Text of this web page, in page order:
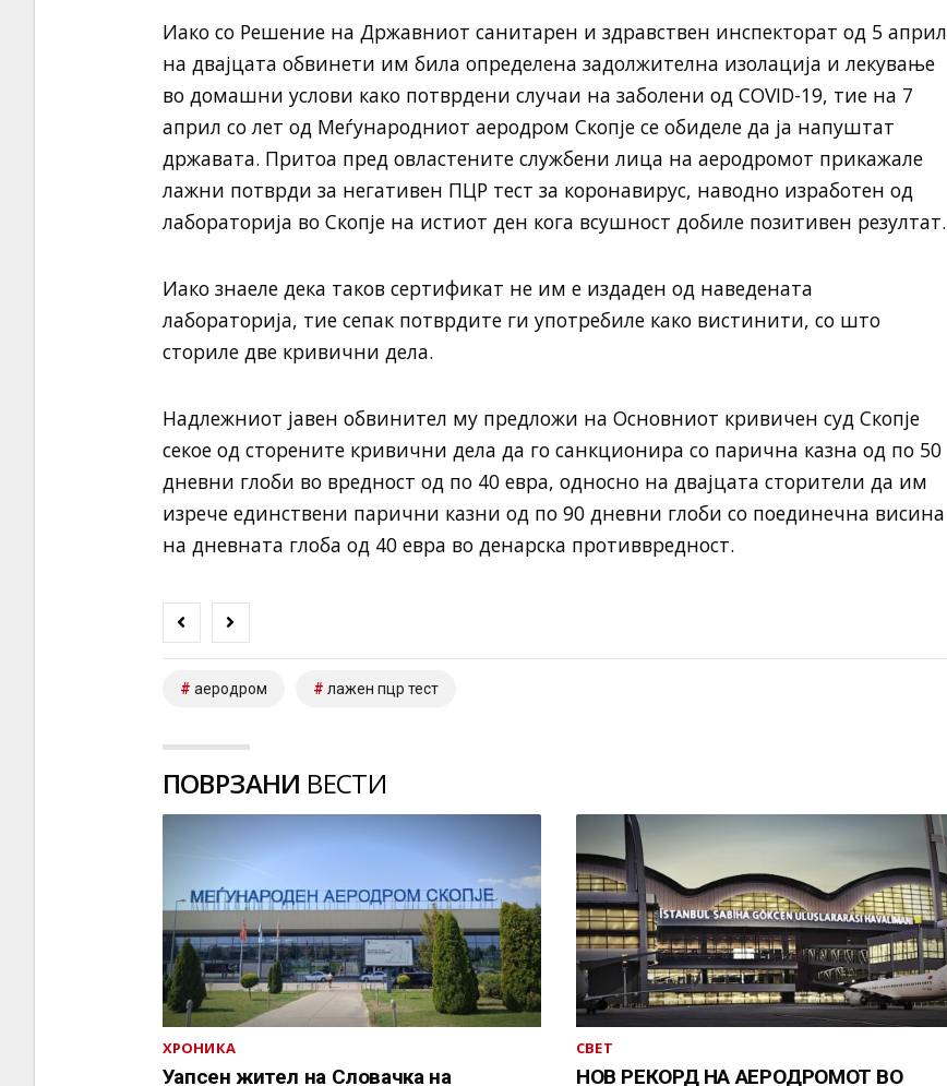
Иако со Решение на Државниот санитарен и здравствен инспекторат од 5 април
на двајцата обвинети им била определена задолжителна изолација и лекување
во домашни услови како потврдени случаи на заболени од COVID-19, тие на 7
април со лет од Меѓународниот аеродром Скопје се обиделе да ја напуштат
државата. Притоа пред овластените службени лица на аеродромот прикажале
лажни потврди за негативен ПЦР тест за коронавирус, наводно изработен од
лабораторија во Скопје на истиот ден кога всушност добиле позитивен резултат.
Иако знаеле дека таков сертификат не им е издаден од наведената
лабораторија, тие сепак потврдите ги употребиле како вистинити, со што
сториле две кривични дела.
Надлежниот јавен обвинител му предложи на Основниот кривичен суд Скопје
секое од сторените кривични дела да го санкционира со парична казна од по 50
дневни глоби во вредност од по 40 евра, односно на двајцата сторители да им
изрече единствени парични казни од по 90 дневни глоби со поединечна висина
на дневната глоба од 40 евра во денарска противвредност.​​
аеродром лажен пцр тест
ПОВРЗАНИ ВЕСТИ
ХРОНИКА
Уапсен жител на Словачка на
СВЕТ
НОВ РЕКОРД НА АЕРОДРОМОТ ВО